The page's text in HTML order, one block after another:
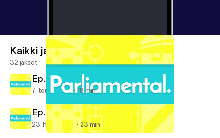
Kaikki jaksot
32 jaksot
Ep. 31: Live from the council count
7. touko 2017 18 min
Ep. 30: Oh snap, a General Election
23. huhti 2017 23 min